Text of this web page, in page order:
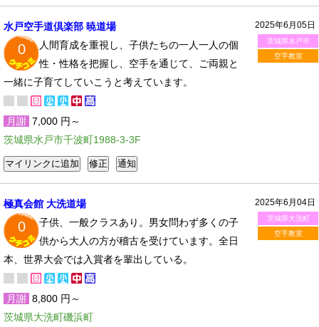
2025年6月05日
茨城県水戸市
空手教室
水戸空手道倶楽部 暁道場
0
人間育成を重視し、子供たちの一人一人の個
性・性格を把握し、空手を通じて、ご両親と
一緒に子育てしていこうと考えています。
月謝 7,000 円～
茨城県水戸市千波町1988-3-3F
2025年6月04日
茨城県大洗町
空手教室
極真会館 大洗道場
0
子供、一般クラスあり。男女問わず多くの子
供から大人の方が稽古を受けています。全日
本、世界大会では入賞者を輩出している。
月謝 8,800 円～
茨城県大洗町磯浜町